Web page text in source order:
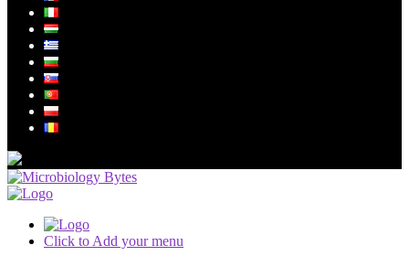
Click to Add your menu